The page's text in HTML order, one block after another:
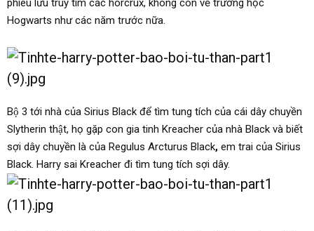
phiêu lưu truy tìm các horcrux, không còn về trường học
Hogwarts như các năm trước nữa.
Bộ 3 tới nhà của Sirius Black để tìm tung tích của cái dây chuyền
Slytherin thật, họ gặp con gia tinh Kreacher của nhà Black và biết
sợi dây chuyền là của Regulus Arcturus Black, em trai của Sirius
Black. Harry sai Kreacher đi tìm tung tích sợi dây.